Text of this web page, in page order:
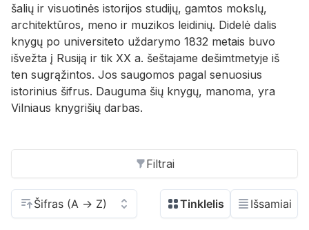
šalių ir visuotinės istorijos studijų, gamtos mokslų,
architektūros, meno ir muzikos leidinių. Didelė dalis
knygų po universiteto uždarymo 1832 metais buvo
išvežta į Rusiją ir tik XX a. šeštajame dešimtmetyje iš
ten sugrąžintos. Jos saugomos pagal senuosius
istorinius šifrus. Dauguma šių knygų, manoma, yra
Vilniaus knygrišių darbas.
Filtrai